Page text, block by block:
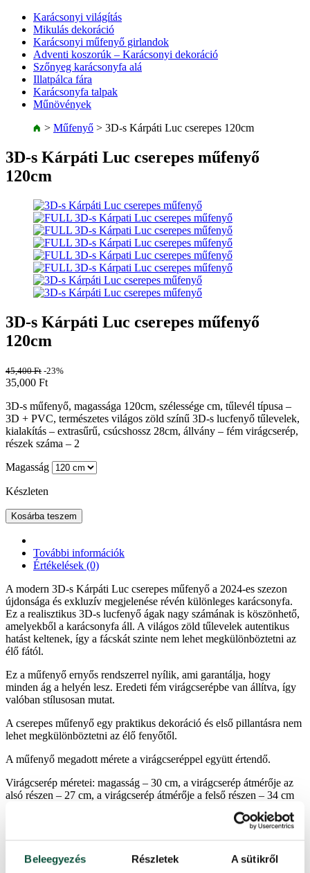
Beleegyezés Részletek A sütikről
Karácsonyi világítás
Mikulás dekoráció
Karácsonyi műfenyő girlandok
Adventi koszorúk – Karácsonyi dekoráció
Szőnyeg karácsonyfa alá
Illatpálca fára
Karácsonyfa talpak
Műnövények
> Műfenyő > 3D-s Kárpáti Luc cserepes 120cm
3D-s Kárpáti Luc cserepes műfenyő
120cm
3D-s Kárpáti Luc cserepes műfenyő
120cm
45,400Ft -23%
35,000 Ft
3D-s műfenyő, magassága 120cm, szélessége cm, tűlevél típusa –
3D + PVC, természetes világos zöld színű 3D-s lucfenyő tűlevelek,
kialakítás – extrasűrű, csúcshossz 28cm, állvány – fém virágcserép,
részek száma – 2
Magasság
Készleten
Kosárba teszem
További információk
Értékelések (0)
A modern 3D-s Kárpáti Luc cserepes műfenyő a 2024-es szezon
újdonsága és exkluzív megjelenése révén különleges karácsonyfa.
Ez a realisztikus 3D-s lucfenyő ágak nagy számának is köszönhető,
amelyekből a karácsonyfa áll. A világos zöld tűlevelek autentikus
hatást keltenek, így a fácskát szinte nem lehet megkülönböztetni az
élő fától.
Ez a műfenyő ernyős rendszerrel nyílik, ami garantálja, hogy
minden ág a helyén lesz. Eredeti fém virágcserépbe van állítva, így
valóban stílusosan mutat.
A cserepes műfenyő egy praktikus dekoráció és első pillantásra nem
lehet megkülönböztetni az élő fenyőtől.
A műfenyő megadott mérete a virágcseréppel együtt értendő.
Virágcserép méretei: magasság – 30 cm, a virágcserép átmérője az
alsó részen – 27 cm, a virágcserép átmérője a felső részen – 34 cm
természetes világos zöld színű lucfenyő tűlevelek
realisztikus külsejű műfenyő
minőségi PE anyagokból készült
ernyős nyitórendszer – a műfenyő tökéletes alakjáért